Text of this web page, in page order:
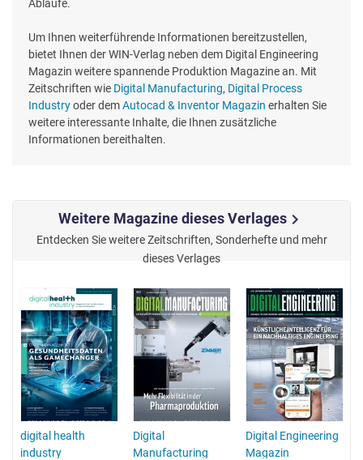
Abläufe.
Um Ihnen weiterführende Informationen bereitzustellen,
bietet Ihnen der WIN-Verlag neben dem Digital Engineering
Magazin weitere spannende Produktion Magazine an. Mit
Zeitschriften wie Digital Manufacturing, Digital Process
Industryoder demAutocad & Inventor Magazin erhalten Sie
weitere interessante Inhalte, die Ihnen zusätzliche
Informationen bereithalten.
Weitere Magazine dieses Verlageschevron_right
Entdecken Sie weitere Zeitschriften, Sonderhefte und mehr
dieses Verlages
digital health
industry
Digital
Manufacturing
Digital Engineering
Magazin